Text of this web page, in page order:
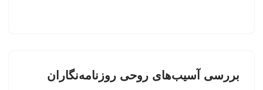
بررسی آسیب‌های روحی روزنامه‌نگاران